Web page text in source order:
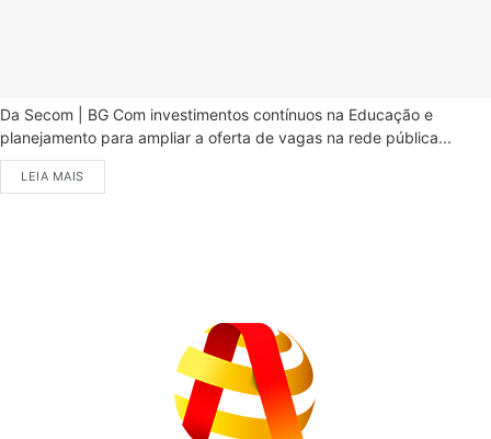
Da Secom | BG Com investimentos contínuos na Educação e
planejamento para ampliar a oferta de vagas na rede pública...
LEIA MAIS